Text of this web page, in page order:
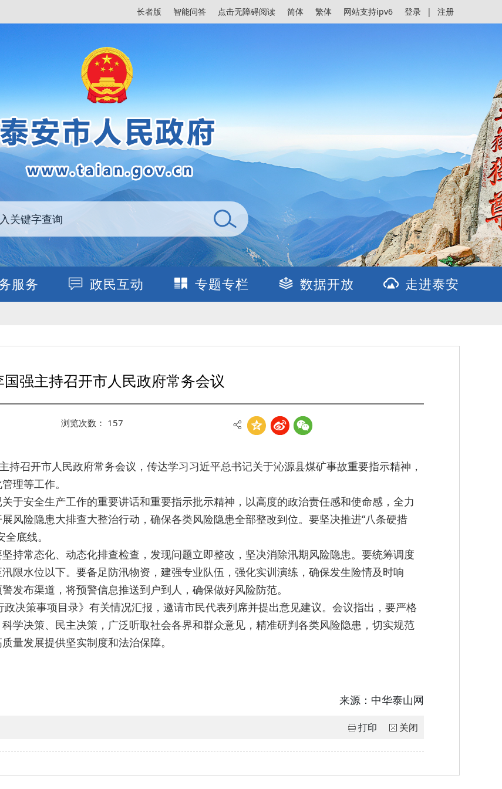
登录 | 注册
长者版 智能问答 点击无障碍阅读 简体 繁体 网站支持ipv6
服务 政民互动 专题专栏 数据开放 走进泰安
国强主持召开市人民政府常务会议
浏览次数： 157
持召开市人民政府常务会议，传达学习习近平总书记关于沁源县煤矿事故重要指示精神，
理等工作。
于安全生产工作的重要讲话和重要指示批示精神，以高度的政治责任感和使命感，全力
风险隐患大排查大整治行动，确保各类风险隐患全部整改到位。要坚决推进“八条硬措
底线。
持常态化、动态化排查检查，发现问题立即整改，坚决消除汛期风险隐患。要统筹调度
限水位以下。要备足防汛物资，建强专业队伍，强化实训演练，确保发生险情及时响
发布渠道，将预警信息推送到户到人，确保做好风险防范。
决策事项目录》有关情况汇报，邀请市民代表列席并提出意见建议。会议指出，要严格
学决策、民主决策，广泛听取社会各界和群众意见，精准研判各类风险隐患，切实规范
量发展提供坚实制度和法治保障。
来源： 中华泰山网
关闭
打印